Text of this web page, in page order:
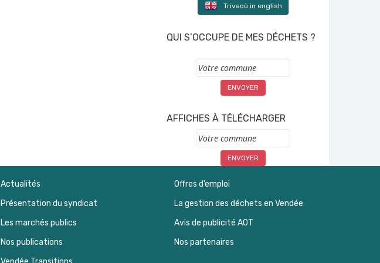
Trivaoù in english
QUI S’OCCUPE DE MES DÉCHETS ?
Commune
AFFICHES À TÉLÉCHARGER
Commune
Actualités
Offres d’emploi
Présentation du syndicat
La gestion des déchets en Vendée
Les marchés publics
Avis de publicité AOT
Nos publications
Nos partenaires